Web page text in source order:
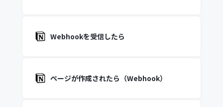
Webhookを受信したら
ページが作成されたら（Webhook）